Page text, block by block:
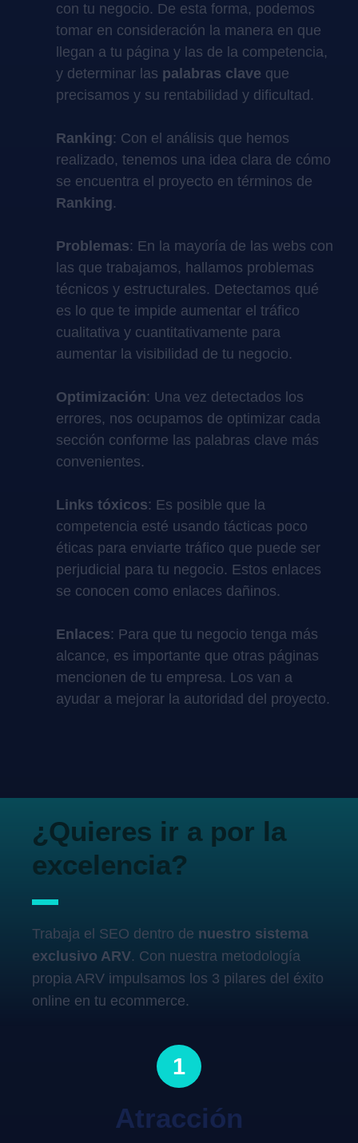
con tu negocio. De esta forma, podemos
tomar en consideración la manera en que
llegan a tu página y las de la competencia,
y determinar las palabras clave que
precisamos y su rentabilidad y dificultad.
Ranking: Con el análisis que hemos
realizado, tenemos una idea clara de cómo
se encuentra el proyecto en términos de
Ranking.
Problemas: En la mayoría de las webs con
las que trabajamos, hallamos problemas
técnicos y estructurales. Detectamos qué
es lo que te impide aumentar el tráfico
cualitativa y cuantitativamente para
aumentar la visibilidad de tu negocio.
Optimización: Una vez detectados los
errores, nos ocupamos de optimizar cada
sección conforme las palabras clave más
convenientes.
Links tóxicos: Es posible que la
competencia esté usando tácticas poco
éticas para enviarte tráfico que puede ser
perjudicial para tu negocio. Estos enlaces
se conocen como enlaces dañinos.
Enlaces: Para que tu negocio tenga más
alcance, es importante que otras páginas
mencionen de tu empresa. Los van a
ayudar a mejorar la autoridad del proyecto.
¿Quieres ir a por la
excelencia?
Trabaja el SEO dentro de nuestro sistema
exclusivo ARV. Con nuestra metodología
propia ARV impulsamos los 3 pilares del éxito
online en tu ecommerce.
1
Atracción